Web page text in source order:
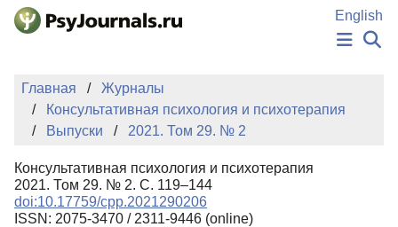
Перейти к основному содержанию
English
НОВОСТИ
АВТОРЫ
КЛЮЧЕВЫЕ СЛОВА
Регистрация
Главная
Журналы
Консультативная психология и психотерапия
Выпуски
2021. Том 29. № 2
Консультативная психология и психотерапия
2021. Том 29. № 2. С. 119–144
doi:10.17759/cpp.2021290206
ISSN: 2075-3470 / 2311-9446 (online)